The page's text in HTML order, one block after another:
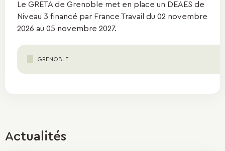
Le GRETA de Grenoble met en place un DEAES de
Niveau 3 financé par France Travail du 02 novembre
2026 au 05 novembre 2027.
GRENOBLE
Actualités